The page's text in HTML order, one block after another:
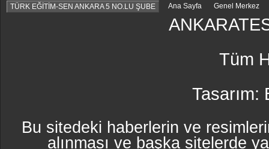
TÜRK EĞİTİM-SEN ANKARA 5 NO.LU ŞUBE Ana Sayfa Genel Merkez
Tüm
Tasarım:
Bu sitedeki haberlerin ve
alınması ve başka sitelerde